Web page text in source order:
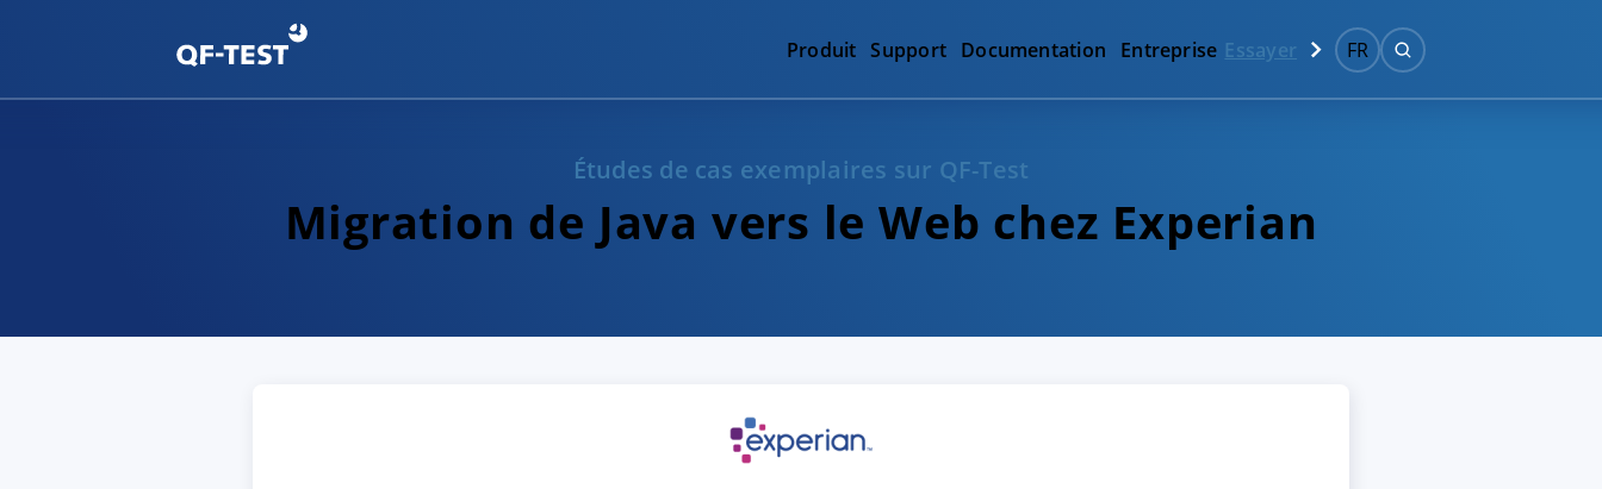
Produit Support Documentation Entreprise Essayer FR
Études de cas exemplaires sur QF-Test
Migration de Java vers le Web chez Experian